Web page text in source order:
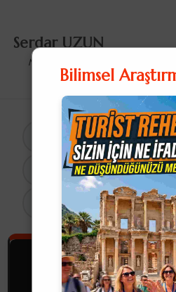
Serdar UZUN
Nullius in Verba
Turist
Bilimsel